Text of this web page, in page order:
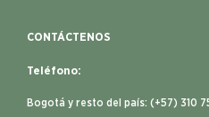
CONTÁCTENOS
Teléfono:
Bogotá y resto del país: (+57) 310